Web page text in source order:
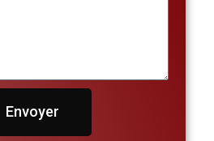
Envoyer